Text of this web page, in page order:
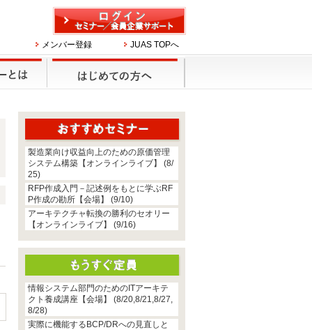
メンバー登録 JUAS TOPへ
製造業向け収益向上のための原価管理
システム構築【オンラインライブ】 (8/
25)
RFP作成入門－記述例をもとに学ぶRF
P作成の勘所【会場】 (9/10)
アーキテクチャ転換の勝利のセオリー
【オンラインライブ】 (9/16)
情報システム部門のためのITアーキテ
クト養成講座【会場】 (8/20,8/21,8/27,
8/28)
実際に機能するBCP/DRへの見直しと